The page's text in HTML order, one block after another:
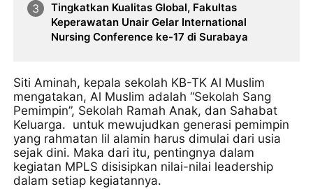
Tingkatkan Kualitas Global, Fakultas
Keperawatan Unair Gelar International
Nursing Conference ke-17 di Surabaya
Siti Aminah, kepala sekolah KB-TK Al Muslim
mengatakan, Al Muslim adalah “Sekolah Sang
Pemimpin”, Sekolah Ramah Anak, dan Sahabat
Keluarga. untuk mewujudkan generasi pemimpin
yang rahmatan lil alamin harus dimulai dari usia
sejak dini. Maka dari itu, pentingnya dalam
kegiatan MPLS disisipkan nilai-nilai leadership
dalam setiap kegiatannya.